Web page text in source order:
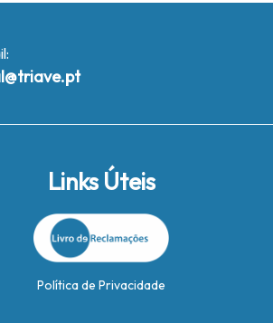
Links Úteis
Política de Privacidade